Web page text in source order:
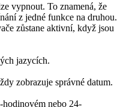
vypnout. To znamená, že
z jedné funkce na druhou.
zůstane aktivní, když jsou
jazycích.
zobrazuje správné datum.
nebo 24-